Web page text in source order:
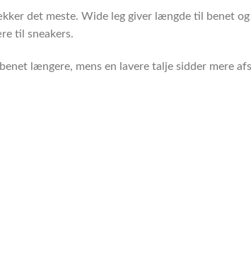
det meste. Wide leg giver længde til benet
til sneakers.
længere, mens en lavere talje sidder mere